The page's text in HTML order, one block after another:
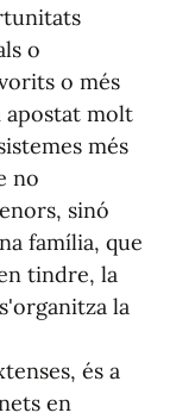
o
o més
apostat molt
més
no
sinó
família, que
tindre, la
la
és a
en